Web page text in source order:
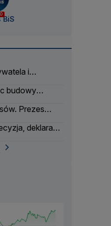
BiS
i
budowy
Prezes
deklaracja